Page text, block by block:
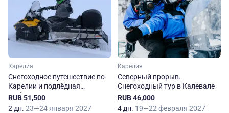
Карелия
Снегоходное путешествие по
Карелии и подлёдная
рыбалка
RUB 51,500
2 дн. 23—24 января 2027
Карелия
Северный прорыв.
Снегоходный тур в Калевале
RUB 46,000
4 дн. 19—22 февраля 2027